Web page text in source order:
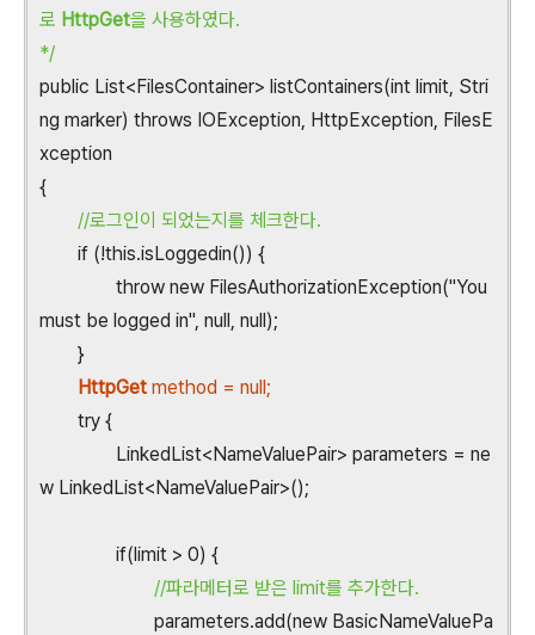
로 HttpGet을 사용하였다.
*/
public List<FilesContainer> listContainers(int limit, Stri
ng marker) throws IOException, HttpException, FilesE
xception
{
//로그인이 되었는지를 체크한다.
if (!this.isLoggedin()) {
throw new FilesAuthorizationException("You
must be logged in", null, null);
}
HttpGet method = null;
try {
LinkedList<NameValuePair> parameters = ne
w LinkedList<NameValuePair>();
if(limit > 0) {
//파라메터로 받은 limit를 추가한다.
parameters.add(new BasicNameValuePa